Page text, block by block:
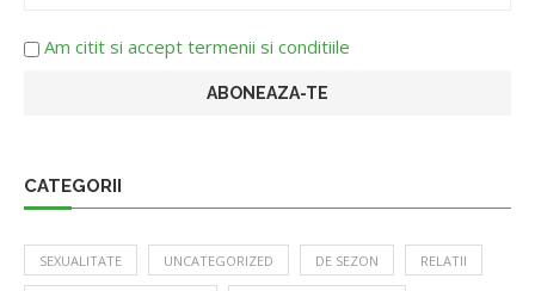
Am citit si accept termenii si conditiile
CATEGORII
SEXUALITATE UNCATEGORIZED DE SEZON RELATII